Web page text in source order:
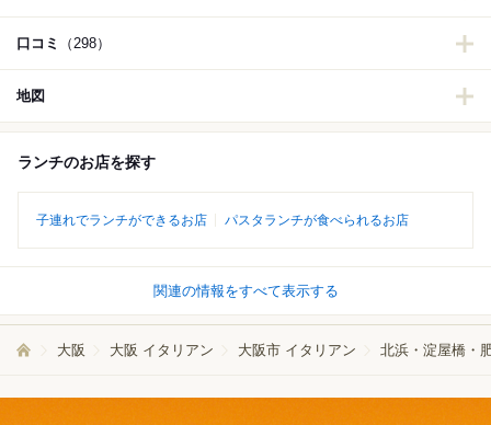
口コミ （298）
地図
ランチのお店を探す
子連れでランチができるお店 パスタランチが食べられるお店
関連の情報をすべて表示する
大阪 大阪 イタリアン 大阪市 イタリアン 北浜・淀屋橋・